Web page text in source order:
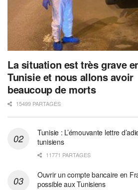
La situation est très grave
Tunisie et nous allons avoir
beaucoup de morts
15499 PARTAGES
Tunisie : L’émouvante lettre
tunisiens
11771 PARTAGES
Ouvrir un compte bancaire en
possible aux Tunisiens